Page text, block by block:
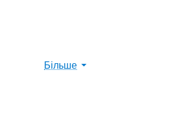
Більше